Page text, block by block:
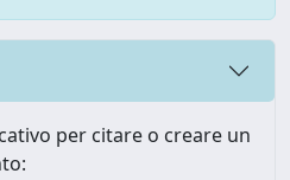
per citare o creare un